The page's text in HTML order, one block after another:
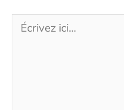
Écrivez
ici…